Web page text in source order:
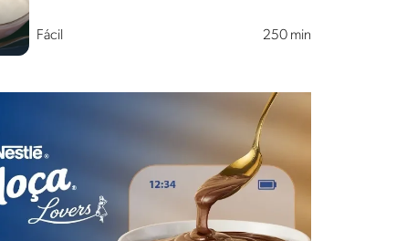
Fácil 250 min